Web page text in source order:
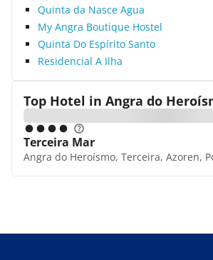
Quinta da Nasce Agua
My Angra Boutique Hostel
Quinta Do Espírito Santo
Residencial A Ilha
Top Hotel in Angra do
Terceira Mar
Angra do Heroísmo, Terceira, Azoren,